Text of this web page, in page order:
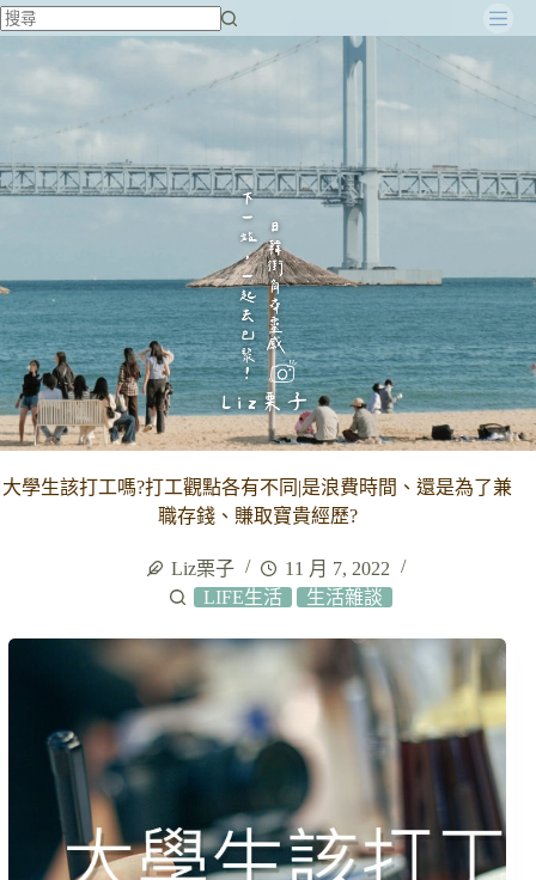
跳
容
大學生該打工嗎?打工觀點各有不同|是浪費時間、還是為了兼
職存錢、賺取寶貴經歷?
Liz栗子
11 月 7, 2022
LIFE生活
生活雜談